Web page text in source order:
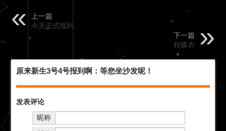
上一篇
今天正式报到
下一篇
程蝶衣
原来新生3号4号报到啊：等您坐沙发呢！
发表评论
昵称